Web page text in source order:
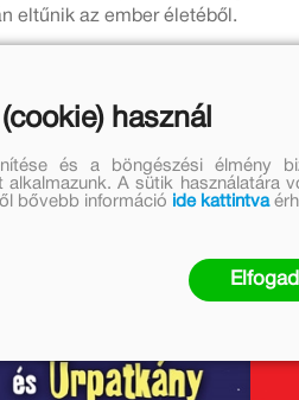
eltűnik az ember életéből.
Összejön négy olyan
Nem tudni, hogy valóban
használ
és a böngészési élmény
A sütik használatára
bővebb információ ide kattintva